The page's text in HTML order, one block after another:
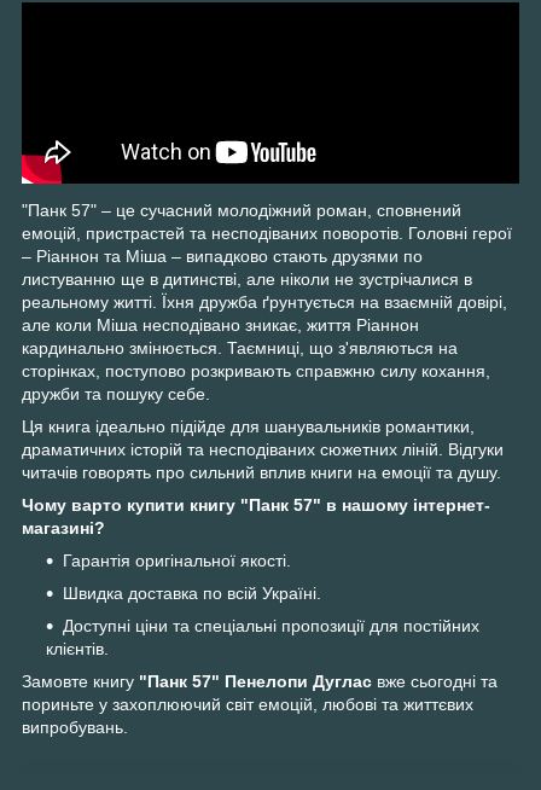
"Панк 57" – це сучасний молодіжний роман, сповнений
емоцій, пристрастей та несподіваних поворотів. Головні герої
– Ріаннон та Міша – випадково стають друзями по
листуванню ще в дитинстві, але ніколи не зустрічалися в
реальному житті. Їхня дружба ґрунтується на взаємній довірі,
але коли Міша несподівано зникає, життя Ріаннон
кардинально змінюється. Таємниці, що з'являються на
сторінках, поступово розкривають справжню силу кохання,
дружби та пошуку себе.
Ця книга ідеально підійде для шанувальників романтики,
драматичних історій та несподіваних сюжетних ліній. Відгуки
читачів говорять про сильний вплив книги на емоції та душу.
Чому варто купити книгу "Панк 57" в нашому інтернет-
магазині?
Гарантія оригінальної якості.
Швидка доставка по всій Україні.
Доступні ціни та спеціальні пропозиції для постійних
клієнтів.
Замовте книгу "Панк 57" Пенелопи Дуглас вже сьогодні та
пориньте у захоплюючий світ емоцій, любові та життєвих
випробувань.